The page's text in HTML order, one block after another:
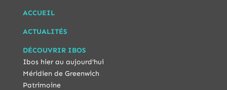
ACCUEIL
ACTUALITÉS
DÉCOUVRIR IBOS
Ibos hier au aujourd'hui
Méridien de Greenwich
Patrimoine